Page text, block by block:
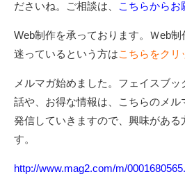
ださいね。ご相談は、
こちらからお
Web制作を承っております。Ｗeb
迷っているという方はこちらをクリ
メルマガ始めました。フェイスブ
話や、お得な情報は、こちらのメ
発信していきますので、興味がある
す。
http://www.mag2.com/m/